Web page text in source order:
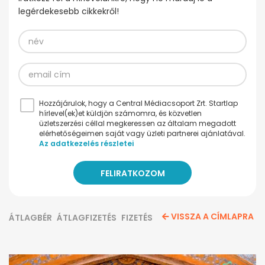
legérdekesebb cikkekről!
Hozzájárulok, hogy a Central Médiacsoport Zrt. Startlap
hírlevel(ek)et küldjön számomra, és közvetlen
üzletszerzési céllal megkeressen az általam megadott
elérhetőségeimen saját vagy üzleti partnerei ajánlatával.
Az adatkezelés részletei
ÁTLAGBÉR ÁTLAGFIZETÉS FIZETÉS VISSZA A CÍMLAPRA